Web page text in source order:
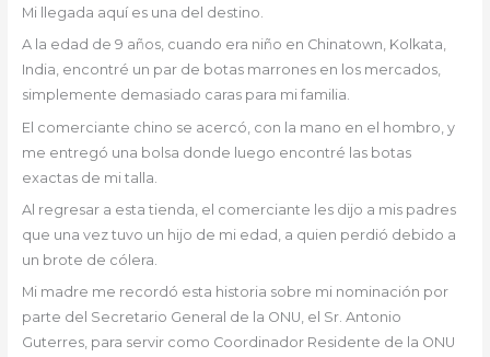
Mi llegada aquí es una del destino.
A la edad de 9 años, cuando era niño en Chinatown, Kolkata,
India, encontré un par de botas marrones en los mercados,
simplemente demasiado caras para mi familia.
El comerciante chino se acercó, con la mano en el hombro, y
me entregó una bolsa donde luego encontré las botas
exactas de mi talla.
Al regresar a esta tienda, el comerciante les dijo a mis padres
que una vez tuvo un hijo de mi edad, a quien perdió debido a
un brote de cólera.
Mi madre me recordó esta historia sobre mi nominación por
parte del Secretario General de la ONU, el Sr. Antonio
Guterres, para servir como Coordinador Residente de la ONU